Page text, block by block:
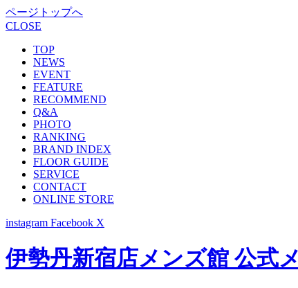
ページトップへ
CLOSE
TOP
NEWS
EVENT
FEATURE
RECOMMEND
Q&A
PHOTO
RANKING
BRAND INDEX
FLOOR GUIDE
SERVICE
CONTACT
ONLINE STORE
instagram Facebook X
伊勢丹新宿店メンズ館 公式